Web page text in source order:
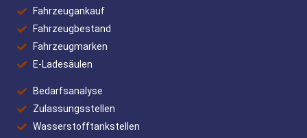
Fahrzeugankauf
Fahrzeugbestand
Fahrzeugmarken
E-Ladesäulen
Bedarfsanalyse
Zulassungsstellen
Wasserstofftankstellen